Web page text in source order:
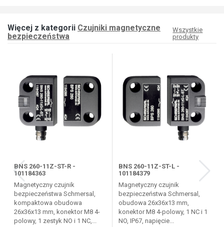
Więcej z kategorii Czujniki magnetyczne
bezpieczeństwa
Wszystkie
produkty
BNS 260-11Z-ST-R -
101184363
Magnetyczny czujnik
bezpieczeństwa Schmersal,
kompaktowa obudowa
26x36x13 mm, konektor M8 4-
polowy, 1 zestyk NO i 1 NC,...
BNS 260-11Z-ST-L -
101184379
Magnetyczny czujnik
bezpieczeństwa Schmersal,
obudowa 26x36x13 mm,
konektor M8 4-polowy, 1 NC i 1
NO, IP67, napięcie...